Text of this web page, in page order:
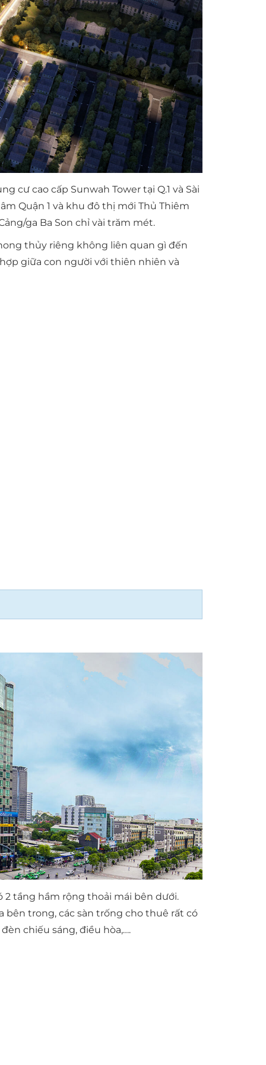
cư cao cấp Sunwah Tower tại Q.1 và Sài
Quận 1 và khu đô thị mới Thủ Thiêm
ga Ba Son chỉ vài trăm mét.
thủy riêng không liên quan gì đến
giữa con người với thiên nhiên và
2 tầng hầm rộng thoải mái bên dưới.
bên trong, các sàn trống cho thuê rất có
chiếu sáng, điều hòa,….